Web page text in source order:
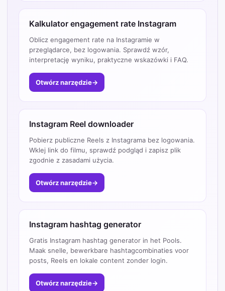
Kalkulator engagement rate Instagram
Oblicz engagement rate na Instagramie w
przeglądarce, bez logowania. Sprawdź wzór,
interpretację wyniku, praktyczne wskazówki i FAQ.
Otwórz narzędzie→
Instagram Reel downloader
Pobierz publiczne Reels z Instagrama bez logowania.
Wklej link do filmu, sprawdź podgląd i zapisz plik
zgodnie z zasadami użycia.
Otwórz narzędzie→
Instagram hashtag generator
Gratis Instagram hashtag generator in het Pools.
Maak snelle, bewerkbare hashtagcombinaties voor
posts, Reels en lokale content zonder login.
Otwórz narzędzie→